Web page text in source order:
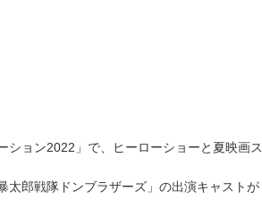
ョン2022」で、ヒーローショーと夏映画ス
太郎戦隊ドンブラザーズ」の出演キャストが